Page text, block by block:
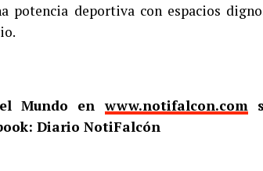
potencia deportiva con espacios
el Mundo enwww.notifalcon.com
Diario NotiFalcón